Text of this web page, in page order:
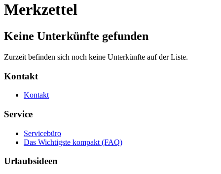
Merkzettel
Keine Unterkünfte gefunden
Zurzeit befinden sich noch keine Unterkünfte auf der Liste.
Kontakt
Kontakt
Service
Servicebüro
Das Wichtigste kompakt (FAQ)
Urlaubsideen